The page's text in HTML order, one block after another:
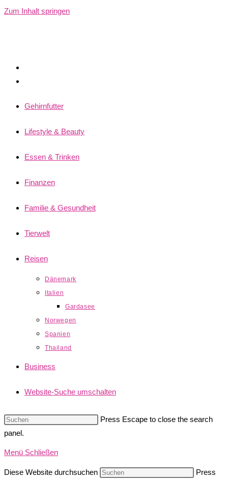
Zum Inhalt springen
Gehirnfutter
Lifestyle & Beauty
Essen & Trinken
Finanzen
Familie & Gesundheit
Tierwelt
Reisen
Dänemark
Italien
Gardasee
Norwegen
Spanien
Thailand
Business
Website-Suche umschalten
Press Escape to close the search
panel.
Menü Schließen
Diese Website durchsuchen
Press